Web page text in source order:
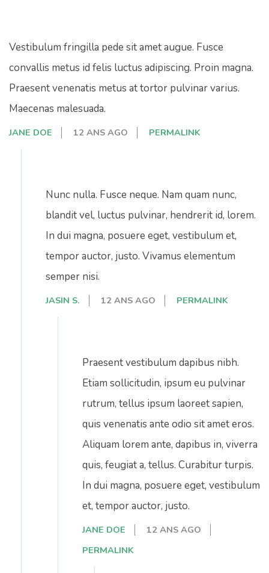
Vestibulum fringilla pede sit amet augue. Fusce
convallis metus id felis luctus adipiscing. Proin magna.
Praesent venenatis metus at tortor pulvinar varius.
Maecenas malesuada.
JANE DOE 12 ANS AGO PERMALINK
Nunc nulla. Fusce neque. Nam quam nunc,
blandit vel, luctus pulvinar, hendrerit id, lorem.
In dui magna, posuere eget, vestibulum et,
tempor auctor, justo. Vivamus elementum
semper nisi.
JASIN S. 12 ANS AGO PERMALINK
Praesent vestibulum dapibus nibh.
Etiam sollicitudin, ipsum eu pulvinar
rutrum, tellus ipsum laoreet sapien,
quis venenatis ante odio sit amet eros.
Aliquam lorem ante, dapibus in, viverra
quis, feugiat a, tellus. Curabitur turpis.
In dui magna, posuere eget, vestibulum
et, tempor auctor, justo.
JANE DOE
12 ANS AGO
PERMALINK